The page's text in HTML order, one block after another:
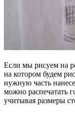
Если мы рисуем на
на котором будем
нужную часть
можно распечатать
учитывая размеры